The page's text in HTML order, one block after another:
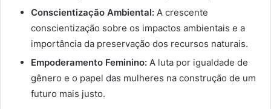
Conscientização Ambiental: A crescente
conscientização sobre os impactos ambientais e a
importância da preservação dos recursos naturais.
Empoderamento Feminino: A luta por igualdade de
gênero e o papel das mulheres na construção de um
futuro mais justo.